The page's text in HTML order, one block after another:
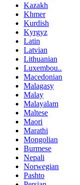
Kazakh
Khmer
Kurdish
Kyrgyz
Latin
Latvian
Lithuanian
Luxembou..
Macedonian
Malagasy
Malay
Malayalam
Maltese
Maori
Marathi
Mongolian
Burmese
Nepali
Norwegian
Pashto